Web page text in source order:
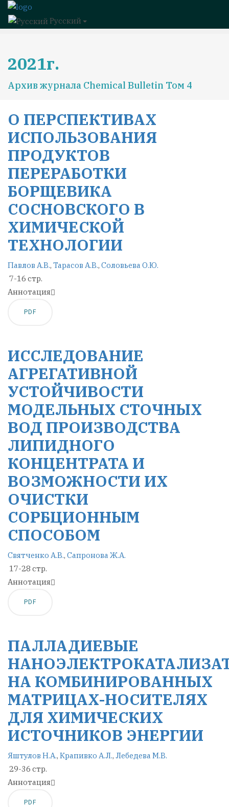
Русский
2021г.
Архив журнала Chemical Bulletin Том 4
О ПЕРСПЕКТИВАХ
ИСПОЛЬЗОВАНИЯ
ПРОДУКТОВ
ПЕРЕРАБОТКИ
БОРЩЕВИКА
СОСНОВСКОГО В
ХИМИЧЕСКОЙ
ТЕХНОЛОГИИ
Павлов А.В., Тарасов А.В., Соловьева О.Ю.
7-16 стр.
Аннотация
PDF
ИССЛЕДОВАНИЕ
АГРЕГАТИВНОЙ
УСТОЙЧИВОСТИ
МОДЕЛЬНЫХ СТОЧНЫХ
ВОД ПРОИЗВОДСТВА
ЛИПИДНОГО
КОНЦЕНТРАТА И
ВОЗМОЖНОСТИ ИХ
ОЧИСТКИ
СОРБЦИОННЫМ
СПОСОБОМ
Святченко А.В., Сапронова Ж.А.
17-28 стр.
Аннотация
PDF
ПАЛЛАДИЕВЫЕ
НА КОМБИНИРОВАННЫХ
МАТРИЦАХ-НОСИТЕЛЯХ
ДЛЯ ХИМИЧЕСКИХ
ИСТОЧНИКОВ ЭНЕРГИИ
Яштулов Н.А., Крапивко А.Л., Лебедева М.В.
29-36 стр.
Аннотация
PDF